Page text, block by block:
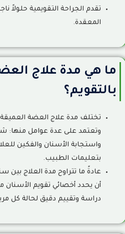
تقدم الجراحة التقويمية حلولاً
المعقدة.
ما هي مدة علاج
بالتقويم؟
تختلف مدة علاج العضة
وتعتمد على عدة عوامل منها:
واستجابة الأسنان والفكين
بتعليمات الطبيب.
عادةً ما تتراوح مدة العلاج
أن يحدد أخصائي تقويم الأسنان
دراسة وتقييم دقيق لحالة كل